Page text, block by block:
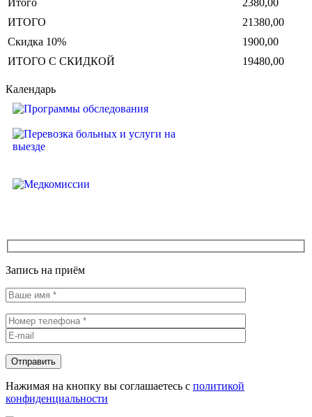
ИТОГО
21380,00
Скидка 10%
1900,00
ИТОГО С СКИДКОЙ
19480,00
Календарь
Запись на приём
Нажимая на кнопку вы соглашаетесь с политикой
конфиденциальности